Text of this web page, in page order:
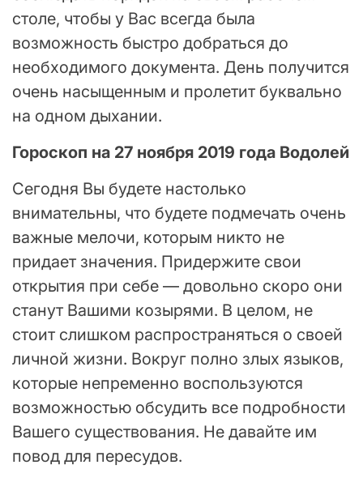
столе, чтобы у Вас всегда была
возможность быстро добраться до
необходимого документа. День получится
очень насыщенным и пролетит буквально
на одном дыхании.
Гороскоп на 27 ноября 2019 года Водолей
Сегодня Вы будете настолько
внимательны, что будете подмечать очень
важные мелочи, которым никто не
придает значения. Придержите свои
открытия при себе — довольно скоро они
станут Вашими козырями. В целом, не
стоит слишком распространяться о своей
личной жизни. Вокруг полно злых языков,
которые непременно воспользуются
возможностью обсудить все подробности
Вашего существования. Не давайте им
повод для пересудов.